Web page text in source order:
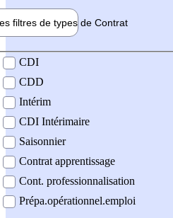
filtres de types de Contrat
contrat
CDI
CDD
Intérim
CDI Intérimaire
Saisonnier
Contrat apprentissage
Cont. professionnalisation
Prépa.opérationnel.emploi